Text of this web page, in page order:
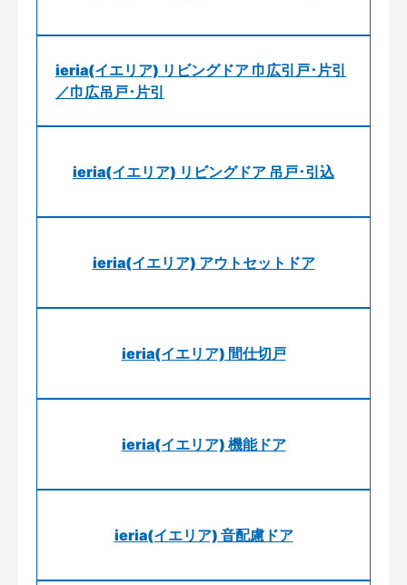
ieria(イエリア) リビングドア 巾広引戸･片引
／巾広吊戸･片引
ieria(イエリア) リビングドア 吊戸･引込
ieria(イエリア) アウトセットドア
ieria(イエリア) 間仕切戸
ieria(イエリア) 機能ドア
ieria(イエリア) 音配慮ドア